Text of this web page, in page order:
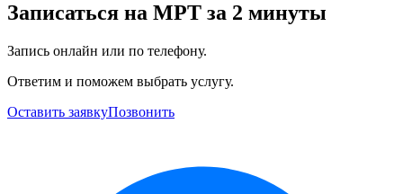
Записаться на МРТ за 2 минуты
Запись онлайн или по телефону.
Ответим и поможем выбрать услугу.
Оставить заявкуПозвонить